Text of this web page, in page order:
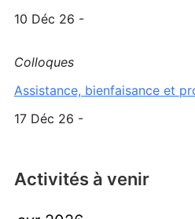
10 Déc 26 -
Colloques
Assistance, bienfaisance et
17 Déc 26 -
Activités à venir